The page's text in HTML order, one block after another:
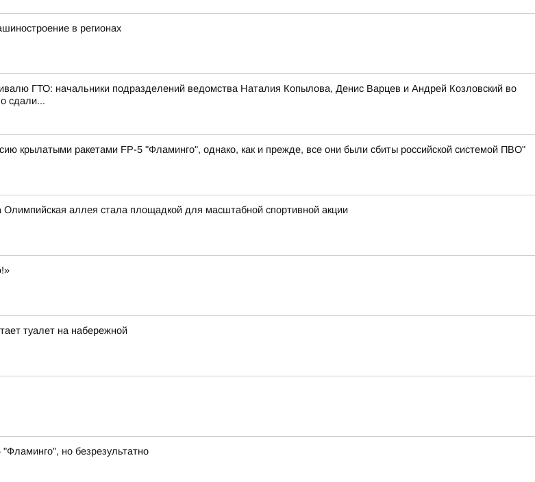
в регионах
ГТО: начальники подразделений ведомства Наталия Копылова, Денис Варцев и Андрей Козловский во
сдали...
крылатыми ракетами FP-5 "Фламинго", однако, как и прежде, все они были сбиты российской системой ПВО"
аллея стала площадкой для масштабной спортивной акции
туалет на набережной
но безрезультатно